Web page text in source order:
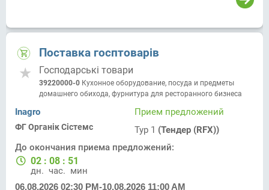
Поставка госптоварів
Господарські товари
39220000-0 Кухонное оборудование, посуда и предметы
домашнего обихода, фурнитура для ресторанного бизнеса
Inagro
ФГ Органік Сістемс
Прием предложений
Тур 1 (Тендер (RFX))
До окончания приема предложений:
02 : 08 : 51
дн. час. мин.
06.08.2026 02:30 PM-10.08.2026 11:00 AM